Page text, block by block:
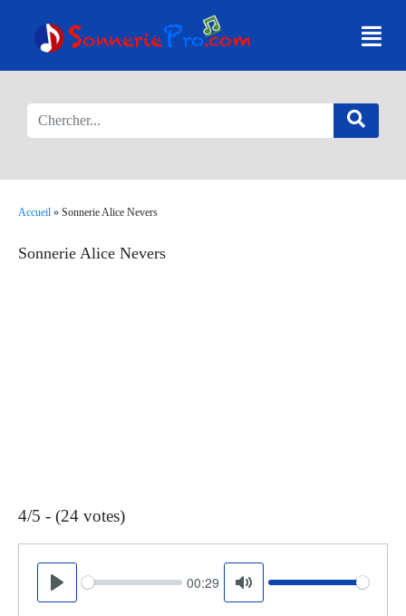
Accueil » Sonnerie Alice Nevers
Sonnerie Alice Nevers
4/5 - (24 votes)
Play
Seek 00:29
Mute
Volume